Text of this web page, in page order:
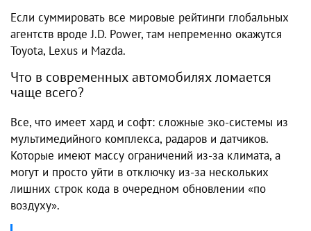
Если суммировать все мировые рейтинги глобальных
агентств вроде J.D. Power, там непременно окажутся
Toyota, Lexus и Mazda.
Что в современных автомобилях ломается
чаще всего?
Все, что имеет хард и софт: сложные эко-системы из
мультимедийного комплекса, радаров и датчиков.
Которые имеют массу ограничений из-за климата, а
могут и просто уйти в отключку из-за нескольких
лишних строк кода в очередном обновлении «по
воздуху».